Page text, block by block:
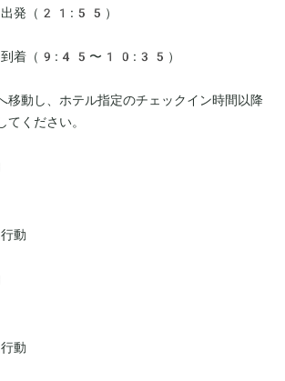
発（21:55）
到着（9:45〜10:35）
移動し、ホテル指定のチェックイン時間以降
てください。
動
動